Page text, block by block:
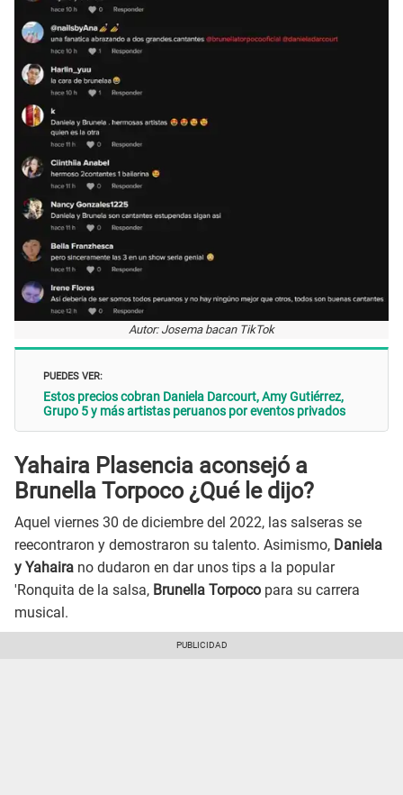
Autor: Josema bacan TikTok
PUEDES VER:
Estos precios cobran Daniela Darcourt, Amy Gutiérrez,
Grupo 5 y más artistas peruanos por eventos privados
Yahaira Plasencia aconsejó a
Brunella Torpoco ¿Qué le dijo?
Aquel viernes 30 de diciembre del 2022, las salseras se
reecontraron y demostraron su talento. Asimismo, Daniela
y Yahaira no dudaron en dar unos tips a la popular
'Ronquita de la salsa, Brunella Torpoco para su carrera
musical.